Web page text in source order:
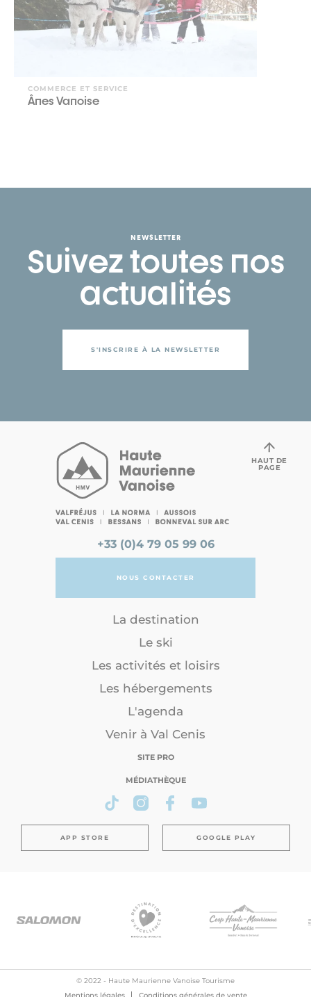
COMMERCE ET SERVICE
Ânes Vanoise
NEWSLETTER
Suivez toutes nos
actualités
S'INSCRIRE À LA NEWSLETTER
+33 (0)4 79 05 99 06
NOUS CONTACTER
La destination
Le ski
Les activités et loisirs
Les hébergements
L'agenda
Venir à Val Cenis
SITE PRO
MÉDIATHÈQUE
APP STORE GOOGLE PLAY
HAUT DE
PAGE
© 2022 - Haute Maurienne Vanoise Tourisme
Mentions légales
Conditions générales de vente